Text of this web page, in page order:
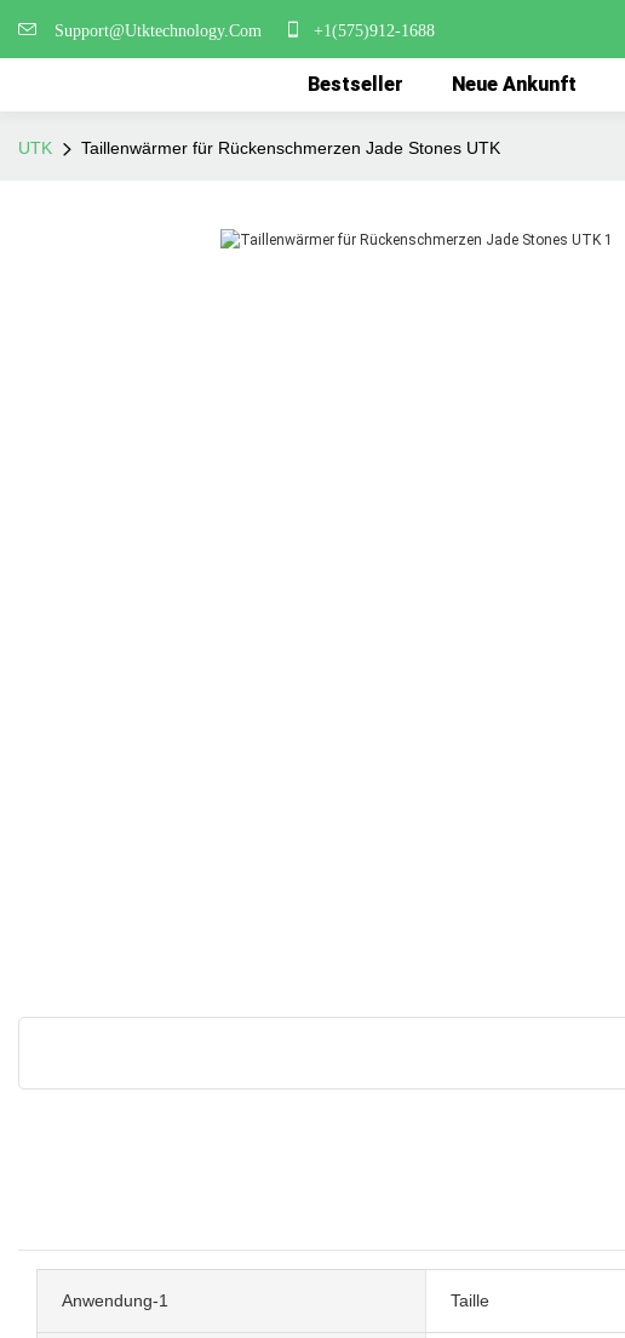
Support@Utktechnology.Com +1(575)912-1688
Bestseller Neue Ankunft
UTK Taillenwärmer für Rückenschmerzen Jade Stones UTK
Anwendung-1 Taille